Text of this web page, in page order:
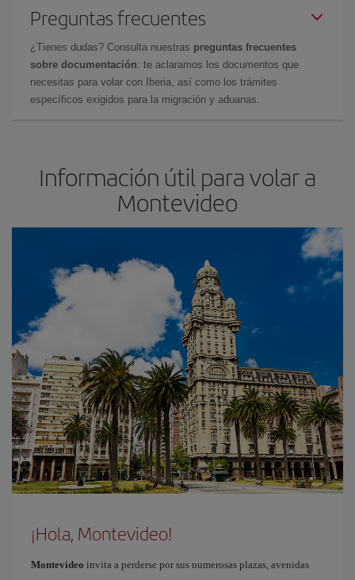
Preguntas frecuentes
¿Tienes dudas? Consulta nuestras preguntas frecuentes
sobre documentación: te aclaramos los documentos que
necesitas para volar con Iberia, así como los trámites
específicos exigidos para la migración y aduanas.
Información útil para volar a
Montevideo
¡Hola, Montevideo!
Montevideo invita a perderse por sus numerosas plazas, avenidas